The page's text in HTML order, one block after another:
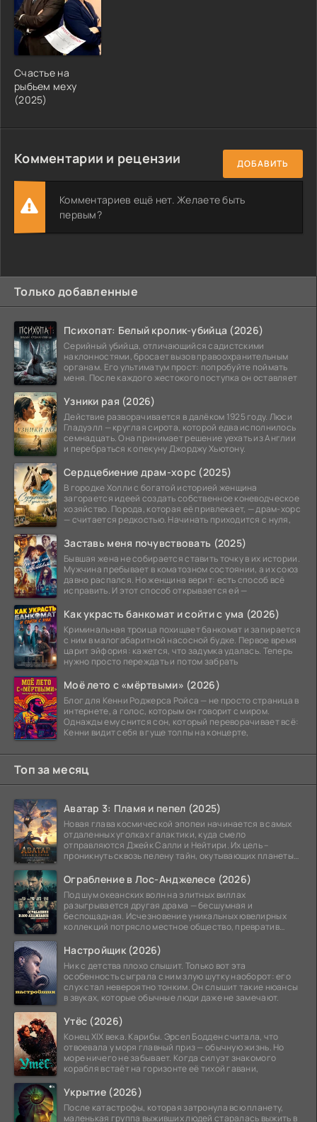
Счастье на
рыбьем меху
(2025)
Комментарии и рецензии ДОБАВИТЬ
Комментариев ещё нет. Желаете быть
первым?
Только добавленные
Психопат: Белый кролик-убийца (2026)
Серийный убийца, отличающийся садистскими
наклонностями, бросает вызов правоохранительным
органам. Его ультиматум прост: попробуйте поймать
меня. После каждого жестокого поступка он оставляет
Узники рая (2026)
Действие разворачивается в далёком 1925 году. Люси
Гладуэлл — круглая сирота, которой едва исполнилось
семнадцать. Она принимает решение уехать из Англии
и перебраться к опекуну Джорджу Хьютону.
Сердцебиение драм-хорс (2025)
В городке Холли с богатой историей женщина
загорается идеей создать собственное коневодческое
хозяйство. Порода, которая её привлекает, — драм-хорс
— считается редкостью. Начинать приходится с нуля,
Заставь меня почувствовать (2025)
Бывшая жена не собирается ставить точку в их истории.
Мужчина пребывает в коматозном состоянии, а их союз
давно распался. Но женщина верит: есть способ всё
исправить. И этот способ открывается ей —
Как украсть банкомат и сойти с ума (2026)
Криминальная троица похищает банкомат и запирается
с ним в малогабаритной насосной будке. Первое время
царит эйфория: кажется, что задумка удалась. Теперь
нужно просто переждать и потом забрать
Моё лето с «мёртвыми» (2026)
Блог для Кенни Роджерса Ройса — не просто страница в
интернете, а голос, которым он говорит с миром.
Однажды ему снится сон, который переворачивает всё:
Кенни видит себя в гуще толпы на концерте,
Топ за месяц
Аватар 3: Пламя и пепел (2025)
Новая глава космической эпопеи начинается в самых
отдаленных уголках галактики, куда смело
отправляются Джейк Салли и Нейтири. Их цель –
проникнуть сквозь пелену тайн, окутывающих планеты
Ограбление в Лос-Анджелесе (2026)
Под шум океанских волн на элитных виллах
разыгрывается другая драма — бесшумная и
беспощадная. Исчезновение уникальных ювелирных
коллекций потрясло местное общество, превратив
Настройщик (2026)
Ник с детства плохо слышит. Только вот эта
особенность сыграла с ним злую шутку наоборот: его
слух стал невероятно тонким. Он слышит такие нюансы
в звуках, которые обычные люди даже не замечают.
Утёс (2026)
Конец XIX века. Карибы. Эрсел Бодден считала, что
отвоевала у моря главный приз — обычную жизнь. Но
море ничего не забывает. Когда силуэт знакомого
корабля встаёт на горизонте её тихой гавани,
Укрытие (2026)
После катастрофы, которая затронула всю планету,
маленькая группа выживших людей старалась выжить в